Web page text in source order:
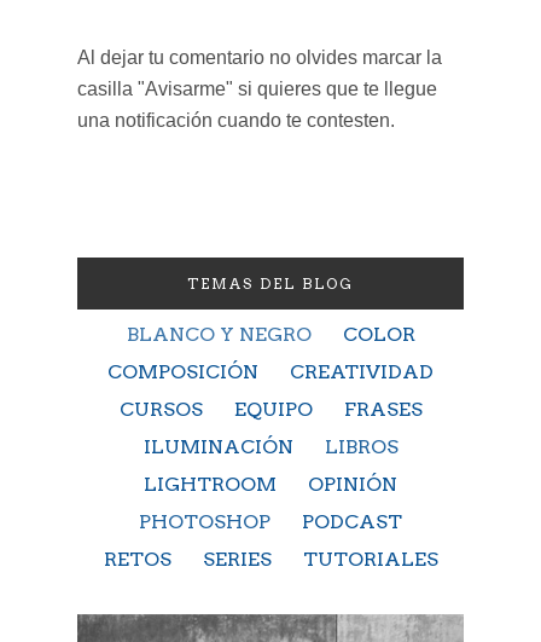
Al dejar tu comentario no olvides marcar la
casilla "Avisarme" si quieres que te llegue
una notificación cuando te contesten.
TEMAS DEL BLOG
BLANCO Y NEGRO
COLOR
COMPOSICIÓN
CREATIVIDAD
CURSOS
EQUIPO
FRASES
ILUMINACIÓN
LIBROS
LIGHTROOM
OPINIÓN
PHOTOSHOP
PODCAST
RETOS
SERIES TUTORIALES